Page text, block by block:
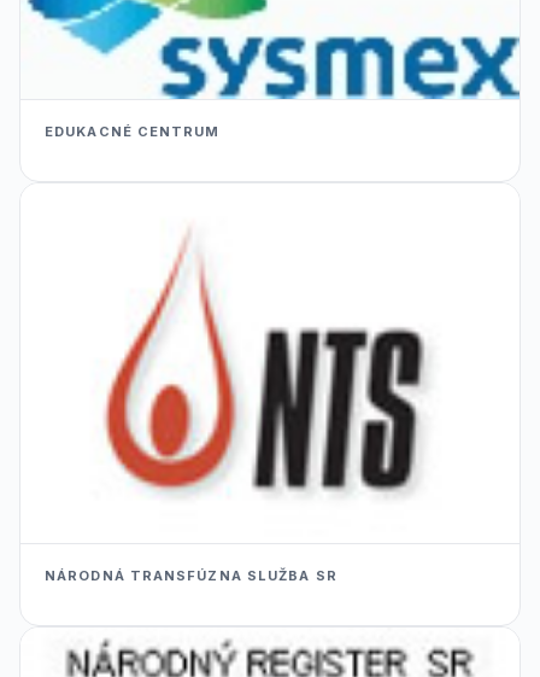
EDUKACNÉ CENTRUM
NÁRODNÁ TRANSFÚZNA SLUŽBA SR